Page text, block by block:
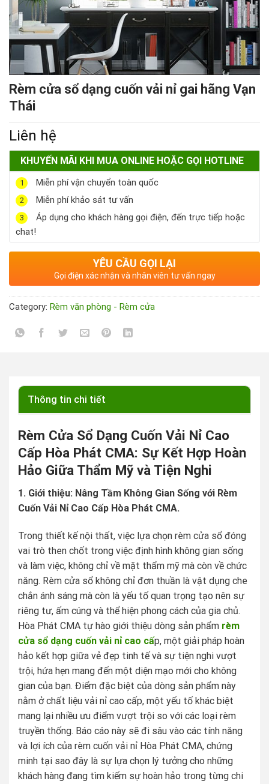
Rèm cửa sổ dạng cuốn vải nỉ gai hãng Vạn
Thái
Liên hệ
KHUYẾN MÃI KHI MUA ONLINE HOẶC GỌI HOTLINE
1 Miễn phí vận chuyển toàn quốc
2 Miễn phí khảo sát tư vấn
3
Áp dụng cho khách hàng gọi điện, đến trực tiếp hoặc
chat!
YÊU CẦU GỌI LẠI
Gọi điện xác nhận và nhân viên tư vấn ngay
Category: Rèm văn phòng - Rèm cửa
Thông tin chi tiết
Rèm Cửa Sổ Dạng Cuốn Vải Nỉ Cao
Cấp Hòa Phát CMA: Sự Kết Hợp Hoàn
Hảo Giữa Thẩm Mỹ và Tiện Nghi
1. Giới thiệu: Nâng Tầm Không Gian Sống với Rèm
Cuốn Vải Nỉ Cao Cấp Hòa Phát CMA.
Trong thiết kế nội thất, việc lựa chọn rèm cửa sổ đóng
vai trò then chốt trong việc định hình không gian sống
và làm việc, không chỉ về mặt thẩm mỹ mà còn về chức
năng. Rèm cửa sổ không chỉ đơn thuần là vật dụng che
chắn ánh sáng mà còn là yếu tố quan trọng tạo nên sự
riêng tư, ấm cúng và thể hiện phong cách của gia chủ.
Hòa Phát CMA tự hào giới thiệu dòng sản phẩm rèm
cửa sổ dạng cuốn vải nỉ cao cấp, một giải pháp hoàn
hảo kết hợp giữa vẻ đẹp tinh tế và sự tiện nghi vượt
trội, hứa hẹn mang đến một diện mạo mới cho không
gian của bạn. Điểm đặc biệt của dòng sản phẩm này
nằm ở chất liệu vải nỉ cao cấp, một yếu tố khác biệt
mang lại nhiều ưu điểm vượt trội so với các loại rèm
truyền thống. Báo cáo này sẽ đi sâu vào các tính năng
và lợi ích của rèm cuốn vải nỉ Hòa Phát CMA, chứng
minh tại sao đây là sự lựa chọn lý tưởng cho những
khách hàng đang tìm kiếm sự hoàn hảo trong từng chi